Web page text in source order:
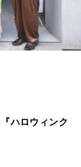
『ハロウィンク